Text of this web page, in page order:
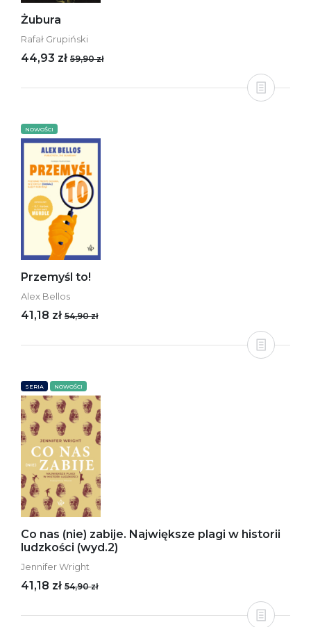
Żubura
Rafał Grupiński
44,93 zł 59,90 zł
NOWOŚCI
Przemyśl to!
Alex Bellos
41,18 zł 54,90 zł
SERIA NOWOŚCI
Co nas (nie) zabije. Największe plagi w historii
ludzkości (wyd.2)
Jennifer Wright
41,18 zł 54,90 zł